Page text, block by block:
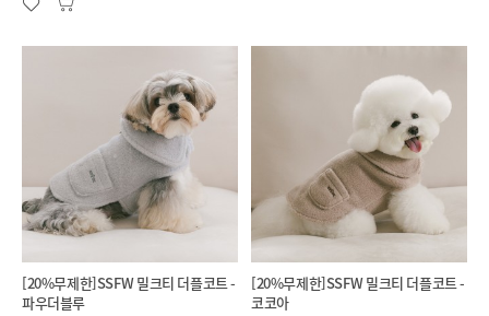
[20%무제한]SSFW 밀크티 더플코트 -
파우더블루
[20%무제한]SSFW 밀크티 더플코트 -
코코아